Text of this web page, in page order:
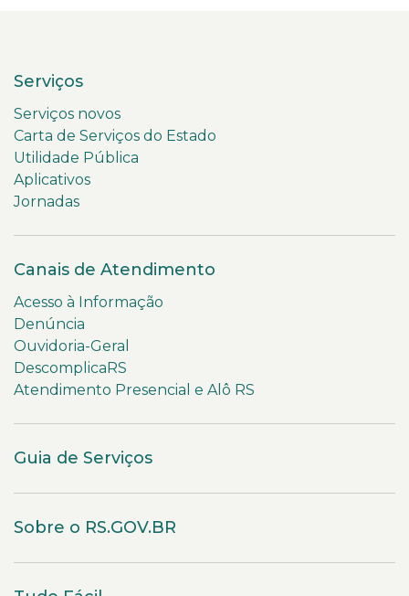
Serviços
Serviços novos
Carta de Serviços do Estado
Utilidade Pública
Aplicativos
Jornadas
Canais de Atendimento
Acesso à Informação
Denúncia
Ouvidoria-Geral
DescomplicaRS
Atendimento Presencial e Alô RS
Guia de Serviços
Sobre o RS.GOV.BR